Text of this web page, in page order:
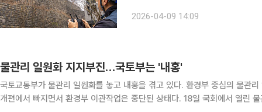
통합 TF’ 2차 전체회의를 열고, 5개
2026-04-09 14:09
물관리 일원화 지지부진…국토부는 '내홍'
국토교통부가 물관리 일원화를 놓고 내홍을 겪고 있다. 환경부 중심의 물관
개편에서 빠지면서 환경부 이관작업은 중단된 상태다. 18일 국회에서 열린 물관리 일원화 협의체 2차 회의에 참석한 손병석 국토부 1차관